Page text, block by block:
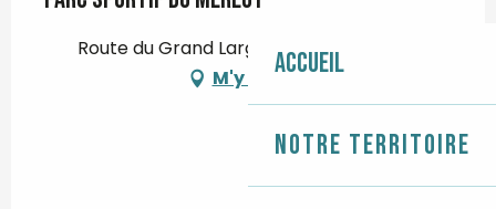
Accueil
Notre territoire
Route du Grand Large, 29730 Treffiagat
M'y rendre